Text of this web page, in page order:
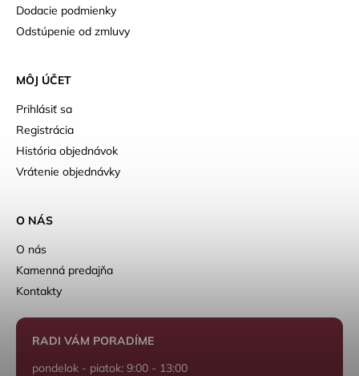
Dodacie podmienky
Odstúpenie od zmluvy
MÔJ ÚČET
Prihlásiť sa
Registrácia
História objednávok
Vrátenie objednávky
O NÁS
O nás
Kamenná predajňa
Kontakty
RADI VÁM PORADÍME
pondelok - piatok: 9:00 - 13:00